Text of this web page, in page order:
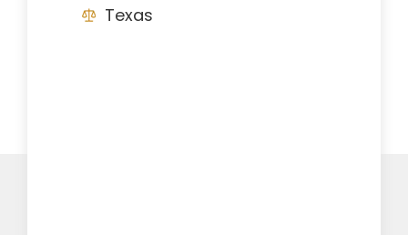
Texas